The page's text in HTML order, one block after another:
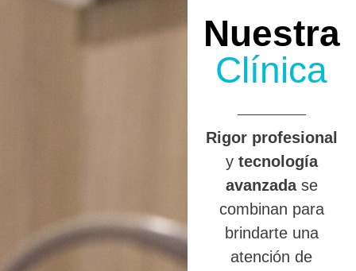
Nuestra
Clínica
Rigor profesional
y tecnología
avanzadase
combinan para
brindarte una
atención de